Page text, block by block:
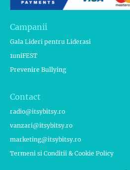
Campanii
Gala Lideri pentru Liderasi
1uniFEST
Prevenire Bullying
Contact
radio@itsybitsy.ro
vanzari@itsybitsy.ro
marketing@itsybitsy.ro
Termeni si Conditii & Cookie Policy